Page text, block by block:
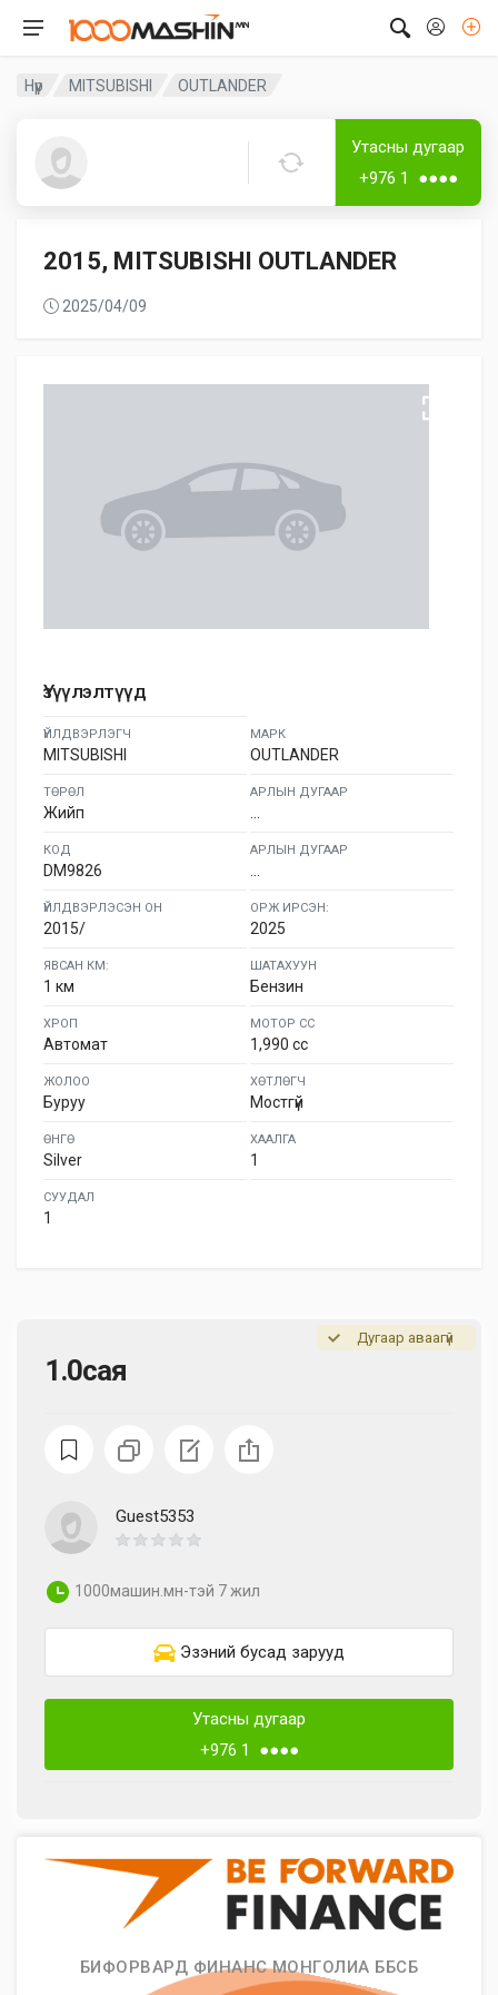
Нүүр MITSUBISHI OUTLANDER
Утасны дугаар
+976 1 ●●●●
2015, MITSUBISHI OUTLANDER
2025/04/09
1.0сая
Дугаар аваагүй
Guest5353
1000машин.мн-тэй 7 жил
Эзэний бусад зарууд
Утасны дугаар
+976 1 ●●●●
Үзүүлэлтүүд
ҮЙЛДВЭРЛЭГЧ
MITSUBISHI
МАРК
OUTLANDER
ТӨРӨЛ
Жийп
АРЛЫН ДУГААР
КОД
DM9826
АРЛЫН ДУГААР
ҮЙЛДВЭРЛЭСЭН ОН
2015/
ОРЖ ИРСЭН:
2025
ЯВСАН КМ:
1 км
ШАТАХУУН
Бензин
ХРОП
Автомат
МОТОР СС
1,990 cc
ЖОЛОО
Буруу
ХӨТЛӨГЧ
Мостгүй
ӨНГӨ
Silver
ХААЛГА
1
СУУДАЛ
1
БИФОРВАРД ФИНАНС МОНГОЛИА ББСБ
Дугаар аваагүй